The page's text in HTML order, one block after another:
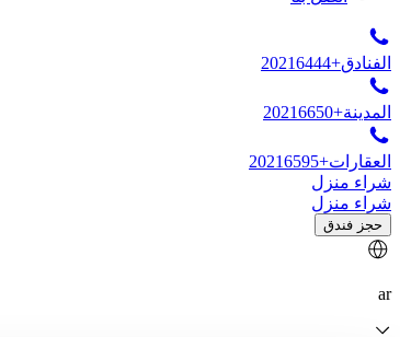
الفنادق+20216444
المدينة+20216650
العقارات+20216595
شراء منزل
شراء منزل
حجز فندق
ar